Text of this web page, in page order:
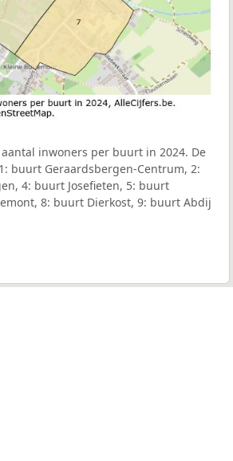
inwoners per buurt in 2024. De
buurt Geraardsbergen-Centrum, 2:
4: buurt Josefieten, 5: buurt
8: buurt Dierkost, 9: buurt Abdij